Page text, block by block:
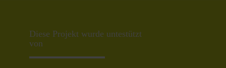
Diese Projekt wurde untestützt
von